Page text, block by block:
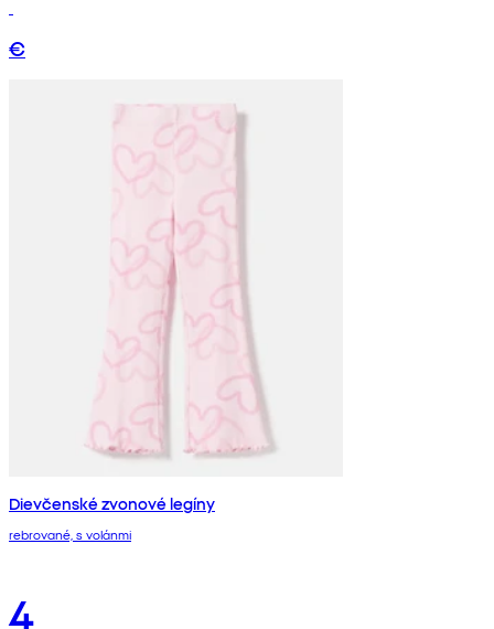
€
Dievčenské zvonové legíny
rebrované, s volánmi
4